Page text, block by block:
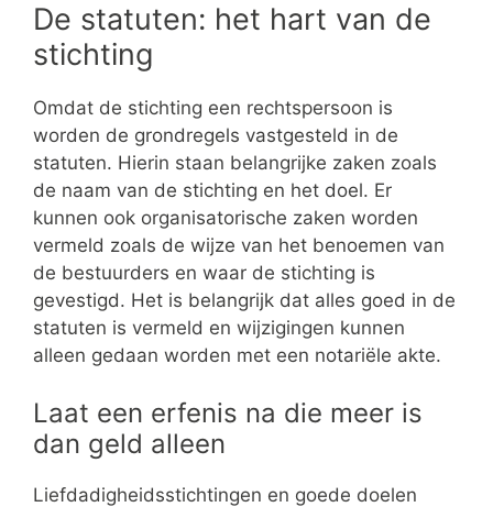
De statuten: het hart van de
stichting
Omdat de stichting een rechtspersoon is
worden de grondregels vastgesteld in de
statuten. Hierin staan belangrijke zaken zoals
de naam van de stichting en het doel. Er
kunnen ook organisatorische zaken worden
vermeld zoals de wijze van het benoemen van
de bestuurders en waar de stichting is
gevestigd. Het is belangrijk dat alles goed in de
statuten is vermeld en wijzigingen kunnen
alleen gedaan worden met een notariële akte.
Laat een erfenis na die meer is
dan geld alleen
Liefdadigheidsstichtingen en goede doelen